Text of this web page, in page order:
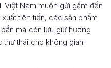
Việt Nam muốn gửi gắm đến
tiên tiến, các sản phẩm
mà còn lưu giữ hương
thư thái cho không gian